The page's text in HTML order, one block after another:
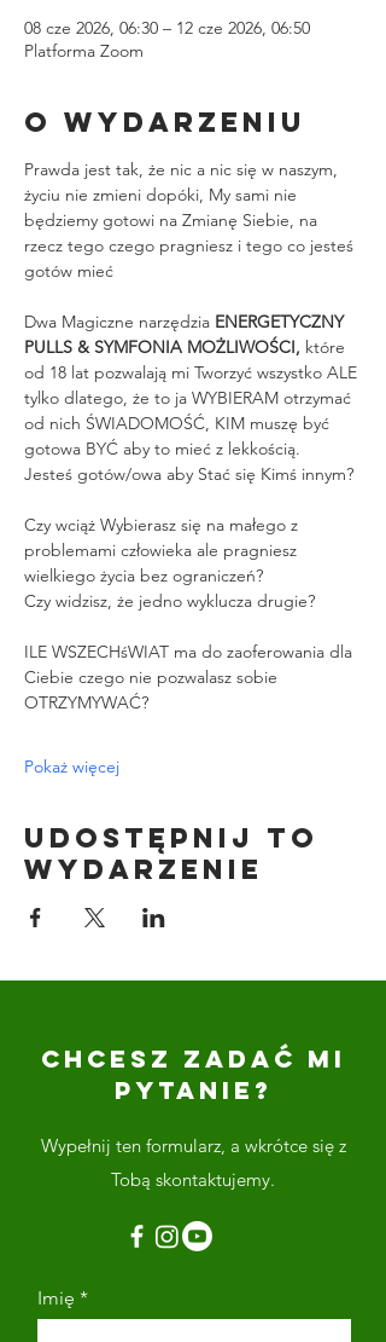
08 cze 2026, 06:30 – 12 cze 2026, 06:50
Platforma Zoom
O wydarzeniu
Prawda jest tak, że nic a nic się w naszym,
życiu nie zmieni dopóki, My sami nie
będziemy gotowi na Zmianę Siebie, na
rzecz tego czego pragniesz i tego co jesteś
gotów mieć
Dwa Magiczne narzędzia ENERGETYCZNY
PULLS & SYMFONIA MOŻLIWOŚCI, które
od 18 lat pozwalają mi Tworzyć wszystko ALE
tylko dlatego, że to ja WYBIERAM otrzymać
od nich ŚWIADOMOŚĆ, KIM muszę być
gotowa BYĆ aby to mieć z lekkością.
Jesteś gotów/owa aby Stać się Kimś innym?
Czy wciąż Wybierasz się na małego z
problemami człowieka ale pragniesz
wielkiego życia bez ograniczeń?
Czy widzisz, że jedno wyklucza drugie?
ILE WSZECHśWIAT ma do zaoferowania dla
Ciebie czego nie pozwalasz sobie
OTRZYMYWAĆ?
Pokaż więcej
Udostępnij to
wydarzenie
CHCESZ ZADAĆ MI
PYTANIE?
Wypełnij ten formularz, a wkrótce się z
Tobą skontaktujemy.
Imię